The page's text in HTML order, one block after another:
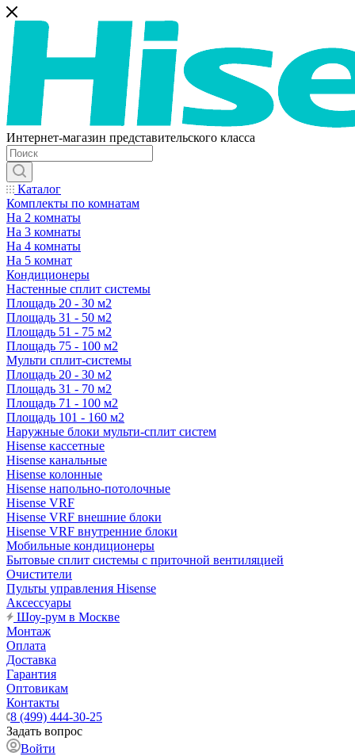
Интернет-магазин представительского класса
Каталог
Комплекты по комнатам
На 2 комнаты
На 3 комнаты
На 4 комнаты
На 5 комнат
Кондиционеры
Настенные сплит системы
Площадь 20 - 30 м2
Площадь 31 - 50 м2
Площадь 51 - 75 м2
Площадь 75 - 100 м2
Мульти сплит-системы
Площадь 20 - 30 м2
Площадь 31 - 70 м2
Площадь 71 - 100 м2
Площадь 101 - 160 м2
Наружные блоки мульти-сплит систем
Hisense кассетные
Hisense канальные
Hisense колонные
Hisense напольно-потолочные
Hisense VRF
Hisense VRF внешние блоки
Hisense VRF внутренние блоки
Мобильные кондиционеры
Бытовые сплит системы с приточной вентиляцией
Очистители
Пульты управления Hisense
Аксессуары
Шоу-рум в Москве
Монтаж
Оплата
Доставка
Гарантия
Оптовикам
Контакты
8 (499) 444-30-25
Задать вопрос
Войти